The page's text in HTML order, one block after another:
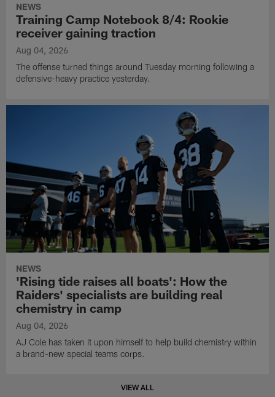
NEWS
Training Camp Notebook 8/4: Rookie
receiver gaining traction
Aug 04, 2026
The offense turned things around Tuesday morning following a
defensive-heavy practice yesterday.
NEWS
'Rising tide raises all boats': How the
Raiders' specialists are building real
chemistry in camp
Aug 04, 2026
AJ Cole has taken it upon himself to help build chemistry within
a brand-new special teams corps.
VIEW ALL